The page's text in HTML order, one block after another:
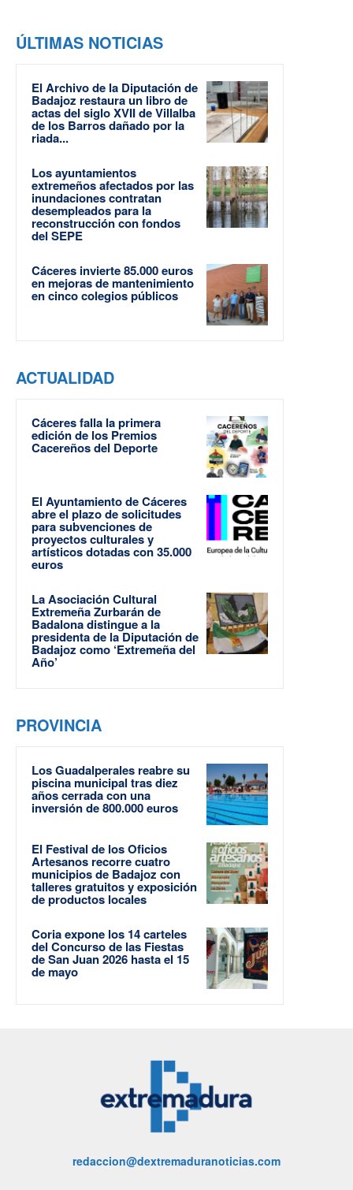
ÚLTIMAS NOTICIAS
El Archivo de la Diputación de
Badajoz restaura un libro de
actas del siglo XVII de Villalba
de los Barros dañado por la
riada...
Los ayuntamientos
extremeños afectados por las
inundaciones contratan
desempleados para la
reconstrucción con fondos
del SEPE
Cáceres invierte 85.000 euros
en mejoras de mantenimiento
en cinco colegios públicos
ACTUALIDAD
Cáceres falla la primera
edición de los Premios
Cacereños del Deporte
El Ayuntamiento de Cáceres
abre el plazo de solicitudes
para subvenciones de
proyectos culturales y
artísticos dotadas con 35.000
euros
La Asociación Cultural
Extremeña Zurbarán de
Badalona distingue a la
presidenta de la Diputación de
Badajoz como ‘Extremeña del
Año’
PROVINCIA
Los Guadalperales reabre su
piscina municipal tras diez
años cerrada con una
inversión de 800.000 euros
El Festival de los Oficios
Artesanos recorre cuatro
municipios de Badajoz con
talleres gratuitos y exposición
de productos locales
Coria expone los 14 carteles
del Concurso de las Fiestas
de San Juan 2026 hasta el 15
de mayo
redaccion@dextremaduranoticias.com